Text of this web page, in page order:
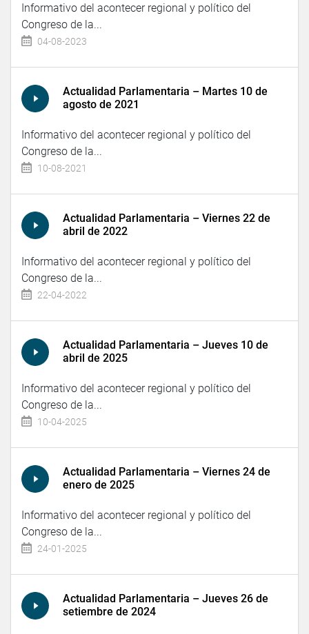
Informativo del acontecer regional y político del
Congreso de la...
04-08-2023
Actualidad Parlamentaria – Martes 10 de
agosto de 2021
Informativo del acontecer regional y político del
Congreso de la...
10-08-2021
Actualidad Parlamentaria – Viernes 22 de
abril de 2022
Informativo del acontecer regional y político del
Congreso de la...
22-04-2022
Actualidad Parlamentaria – Jueves 10 de
abril de 2025
Informativo del acontecer regional y político del
Congreso de la...
10-04-2025
Actualidad Parlamentaria – Viernes 24 de
enero de 2025
Informativo del acontecer regional y político del
Congreso de la...
24-01-2025
Actualidad Parlamentaria – Jueves 26 de
setiembre de 2024